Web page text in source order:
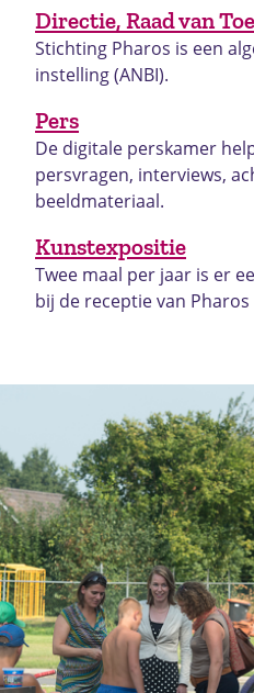
Directie, Raad van
Stichting Pharos is een
instelling (ANBI).
Pers
De digitale perskamer
persvragen, interviews,
beeldmateriaal.
Kunstexpositie
Twee maal per jaar is er
bij de receptie van Pharos